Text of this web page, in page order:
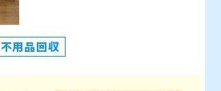
不用品回収